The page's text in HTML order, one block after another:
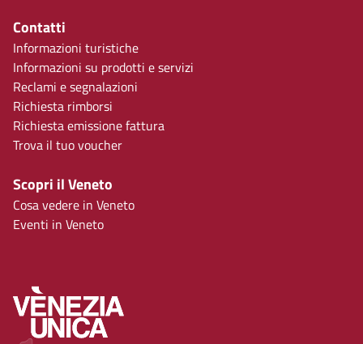
Contatti
Informazioni turistiche
Informazioni su prodotti e servizi
Reclami e segnalazioni
Richiesta rimborsi
Richiesta emissione fattura
Trova il tuo voucher
Scopri il Veneto
Cosa vedere in Veneto
Eventi in Veneto